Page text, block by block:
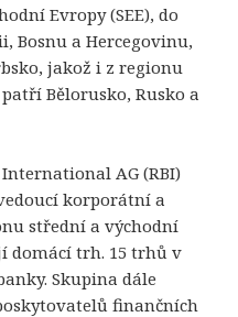
Evropy (SEE), do
Bosnu a Hercegovinu,
jakož i z regionu
Bělorusko, Rusko a
AG (RBI)
korporátní a
střední a východní
domácí trh. 15 trhů v
Skupina dále
finančních